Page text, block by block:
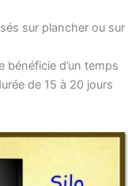
sur plan­cher ou sur
béné­fi­cie d’un temps
de 15 à 20 jours